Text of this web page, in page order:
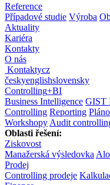
Reference
Případové studie Výroba
Aktuality
Kariéra
Kontakty
O nás
Kontaktycz
českyenglishslovensky
Controlling+BI
Business Intelligence GIST
Controlling Reporting
Workshopy Audit
Oblasti řešení:
Ziskovost
Manažerská výsledovka
Prodej
Controlling prodeje